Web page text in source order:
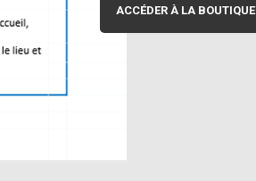
ACCÉDER À LA BOUTIQUE